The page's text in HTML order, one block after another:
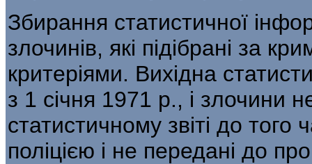
Збирання статистичної
злочинів, які підібрані за
критеріями. Ви­хідна
з 1 січня 1971 р., і зло­чини
статистичному звіті до того
поліцією і не передані до